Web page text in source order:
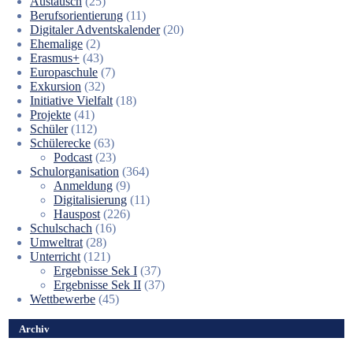
Berufsorientierung (11)
Digitaler Adventskalender(20)
Ehemalige (2)
Erasmus+ (43)
Europaschule (7)
Exkursion (32)
Initiative Vielfalt (18)
Projekte (41)
Schüler(112)
Schülerecke (63)
Podcast (23)
Schulorganisation (364)
Anmeldung (9)
Digitalisierung (11)
Hauspost (226)
Schulschach (16)
Umweltrat (28)
Unterricht (121)
Ergebnisse Sek I (37)
Ergebnisse Sek II (37)
Wettbewerbe (45)
Archiv